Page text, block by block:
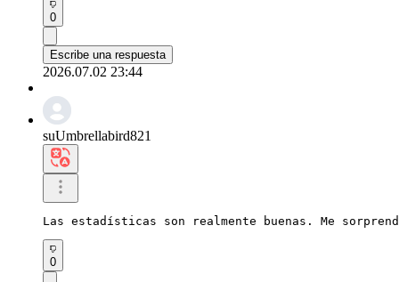
0
Escribe una respuesta
2026.07.02 23:44
suUmbrellabird821
Las estadísticas son realmente buenas. Me
0